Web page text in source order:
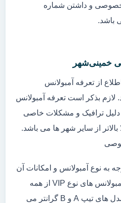
خصوصی و داشتن شماره
باشد.
خمینی‌شهر
از تعرفه آمبولانس
بذکر است تعرفه آمبولانس
ترافیک و مشکلات خاصی
بالاتر از سایر شهر ها می باشد.
به نوع آمبولانس و امکانات آن
متفاوت خواهد بود معمولا آمبولانس های نوع VIP از همه
مدل ها گرانتر و بعد از آن مدل های تیپ A و B گرانتر می